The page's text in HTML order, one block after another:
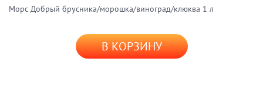
Морс Добрый брусника/морошка/виноград/клюква 1 л
В КОРЗИНУ